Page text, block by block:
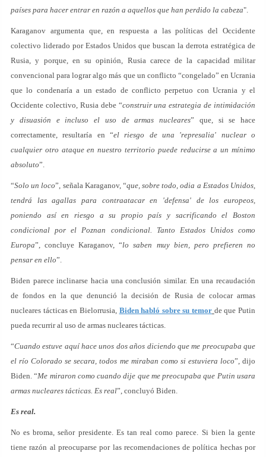
países para hacer entrar en razón a aquellos que han perdido la cabeza".
Karaganov argumenta que, en respuesta a las políticas del Occidente
colectivo liderado por Estados Unidos que buscan la derrota estratégica de
Rusia, y porque, en su opinión, Rusia carece de la capacidad militar
convencional para lograr algo más que un conflicto “congelado” en Ucrania
que lo condenaría a un estado de conflicto perpetuo con Ucrania y el
Occidente colectivo, Rusia debe “construir una estrategia de intimidación
y disuasión e incluso el uso de armas nucleares” que, si se hace
correctamente, resultaría en “el riesgo de una 'represalia' nuclear o
cualquier otro ataque en nuestro territorio puede reducirse a un mínimo
absoluto”.
“Solo un loco”, señala Karaganov, “que, sobre todo, odia a Estados Unidos,
tendrá las agallas para contraatacar en 'defensa' de los europeos,
poniendo así en riesgo a su propio país y sacrificando el Boston
condicional por el Poznan condicional. Tanto Estados Unidos como
Europa”, concluye Karaganov, “lo saben muy bien, pero prefieren no
pensar en ello”.
Biden parece inclinarse hacia una conclusión similar. En una recaudación
de fondos en la que denunció la decisión de Rusia de colocar armas
nucleares tácticas en Bielorrusia, Biden habló sobre su temor de que Putin
pueda recurrir al uso de armas nucleares tácticas.
“Cuando estuve aquí hace unos dos años diciendo que me preocupaba que
el río Colorado se secara, todos me miraban como si estuviera loco”, dijo
Biden. “Me miraron como cuando dije que me preocupaba que Putin usara
armas nucleares tácticas. Es real”, concluyó Biden.
Es real.
No es broma, señor presidente. Es tan real como parece. Si bien la gente
tiene razón al preocuparse por las recomendaciones de política hechas por